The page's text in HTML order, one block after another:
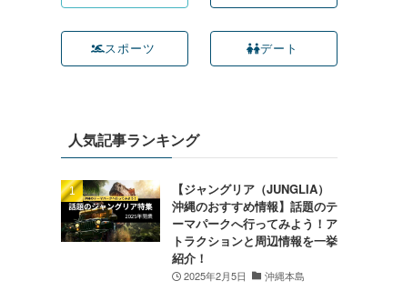
スポーツ デート
人気記事ランキング
【ジャングリア（JUNGLIA）
沖縄のおすすめ情報】話題のテ
ーマパークへ行ってみよう！ア
トラクションと周辺情報を一挙
紹介！
2025年2月5日 沖縄本島